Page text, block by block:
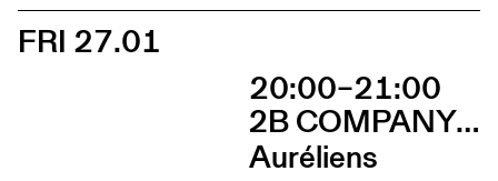
FRI 27.01
20:00–21:00
2B COMPANY - FRANÇOIS GREMAUD
Auréliens